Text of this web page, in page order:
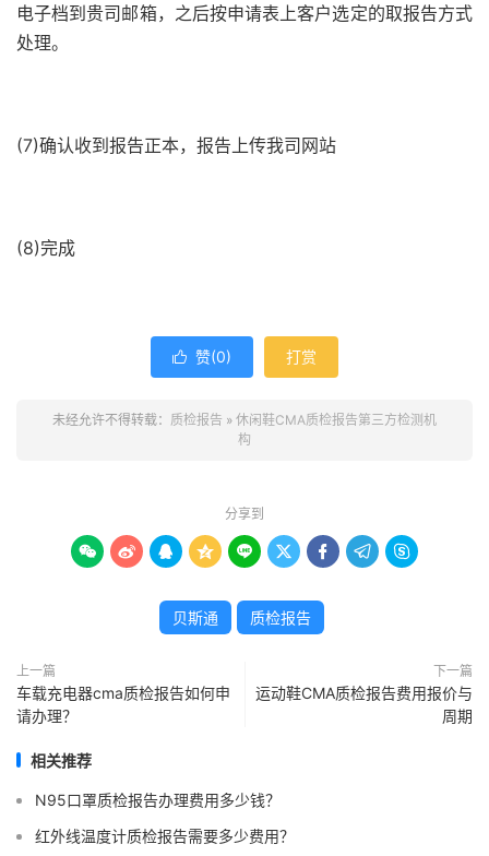
电子档到贵司邮箱，之后按申请表上客户选定的取报告方式
处理。
(7)确认收到报告正本，报告上传我司网站
(8)完成
 赞(0) 打赏
未经允许不得转载： 质检报告 » 休闲鞋CMA质检报告第三方检测机
构
分享到
        
贝斯通 质检报告
上一篇
车载充电器cma质检报告如何申
请办理？
下一篇
运动鞋CMA质检报告费用报价与
周期
相关推荐
N95口罩质检报告办理费用多少钱？
红外线温度计质检报告需要多少费用？